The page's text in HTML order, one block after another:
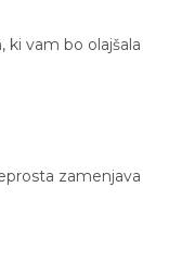
ki vam bo olajšala
zamenjava